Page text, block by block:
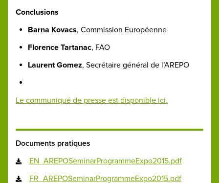
Conclusions
Barna Kovacs, Commission Européenne
Florence Tartanac, FAO
Laurent Gomez, Secrétaire général de l’AREPO
Le communiqué de presse est disponible ici.
Documents pratiques
EN_AREPOSeminarProgrammeExpo2015.pdf
FR_AREPOSeminarProgrammeExpo2015.pdf